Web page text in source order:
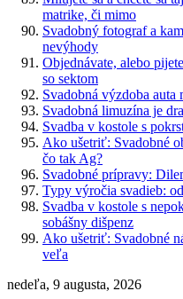
matrike, či mimo
Svadobný fotograf a
nevýhody
Objednávate, alebo
so sektom
Svadobná výzdoba
Svadobná limuzína je
Svadba v kostole s
Ako ušetriť: Svadobné
čo tak Ag?
Svadobné prípravy:
Typy výročia svadieb:
Svadba v kostole s
sobášny dišpenz
Ako ušetriť: Svadobné
veľa
nedeľa, 9 augusta, 2026